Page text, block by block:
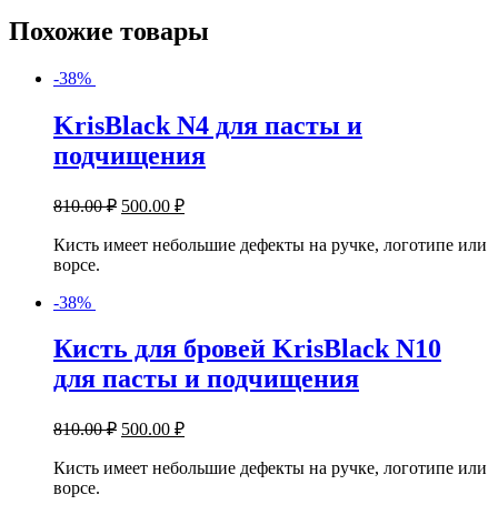
Похожие товары
-38%
KrisBlack N4 для пасты и
подчищения
810.00₽ 500.00 ₽
Кисть имеет небольшие дефекты на ручке, логотипе или
ворсе.
-38%
Кисть для бровей KrisBlack N10
для пасты и подчищения
810.00₽ 500.00 ₽
Кисть имеет небольшие дефекты на ручке, логотипе или
ворсе.